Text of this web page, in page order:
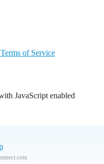
Terms of Service
JavaScript enabled